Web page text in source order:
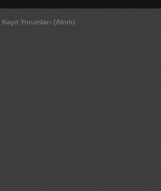
Kayıt Yorumları (Atom)